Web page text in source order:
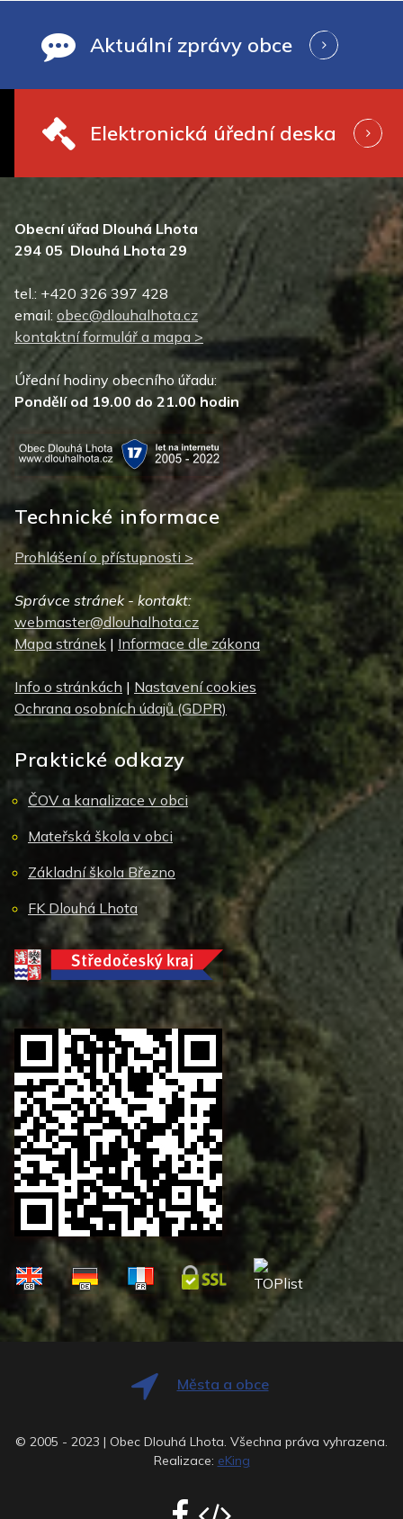
Aktuální zprávy obce
Elektronická úřední deska
Obecní úřad Dlouhá Lhota
294 05 Dlouhá Lhota 29
tel.: +420 326 397 428
email: obec@dlouhalhota.cz
kontaktní formulář a mapa >
Úřední hodiny obecního úřadu:
Pondělí od 19.00 do 21.00 hodin
Technické informace
Prohlášení o přístupnosti >
Správce stránek - kontakt:
webmaster@dlouhalhota.cz
Mapa stránek | Informace dle zákona
Info o stránkách | Nastavení cookies
Ochrana osobních údajů (GDPR)
Praktické odkazy
ČOV a kanalizace v obci
Mateřská škola v obci
Základní škola Březno
FK Dlouhá Lhota
Města a obce
© 2005 - 2023 | Obec Dlouhá Lhota. Všechna práva vyhrazena.
Realizace: eKing